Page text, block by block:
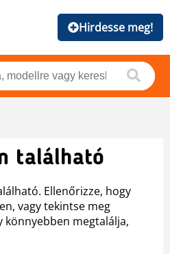
Hirdesse meg!
található
Ellenőrizze, hogy
vagy tekintse meg
megtalálja,